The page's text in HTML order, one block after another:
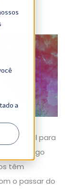
a
essencial para
ao longo
têm
o passar do